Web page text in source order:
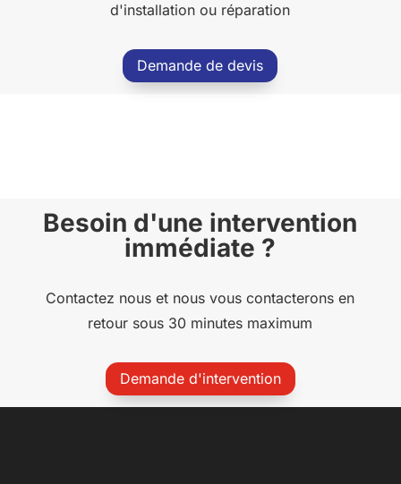
d'installation ou réparation
Demande de devis
Besoin d'une intervention
immédiate ?
Contactez nous et nous vous contacterons en
retour sous 30 minutes maximum
Demande d'intervention